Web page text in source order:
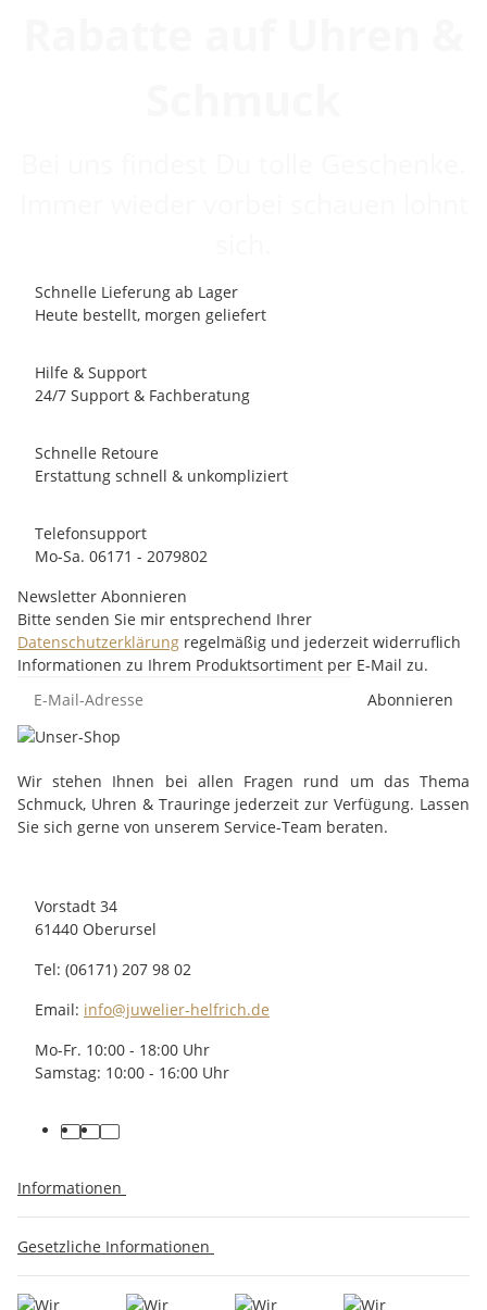
Schnelle Lieferung ab Lager
Heute bestellt, morgen geliefert
Hilfe & Support
24/7 Support & Fachberatung
Schnelle Retoure
Erstattung schnell & unkompliziert
Telefonsupport
Mo-Sa. 06171 - 2079802
Newsletter Abonnieren
Bitte senden Sie mir entsprechend Ihrer
Datenschutzerklärung regelmäßig und jederzeit widerruflich
Informationen zu Ihrem Produktsortiment per E-Mail zu.
Abonnieren
Wir stehen Ihnen bei allen Fragen rund um das Thema
Schmuck, Uhren & Trauringe jederzeit zur Verfügung. Lassen
Sie sich gerne von unserem Service-Team beraten.
Vorstadt 34
61440 Oberursel
Tel: (06171) 207 98 02
Email: info@juwelier-helfrich.de
Mo-Fr. 10:00 - 18:00 Uhr
Samstag: 10:00 - 16:00 Uhr
Informationen
Gesetzliche Informationen